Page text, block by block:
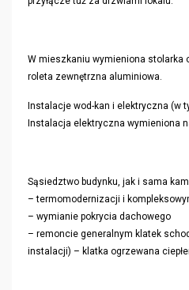
W mieszkaniu wymieniona stolarka
roleta zewnętrzna aluminiowa.
Instalacje wod-kan i elektryczna (w
Instalacja elektryczna wymieniona
Sąsiedztwo budynku, jak i sama
– termomodernizacji i
– wymianie pokrycia dachowego
– remoncie generalnym klatek
instalacji) – klatka ogrzewana